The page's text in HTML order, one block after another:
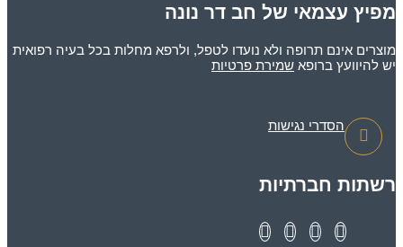
מפיץ עצמאי של חב דר נונה
מוצרים אינם תרופה ולא נועדו לטפל, ולרפא מחלות בכל בעיה רפואית
יש להיוועץ ברופא שמירת פרטיות
הסדרי נגישות
רשתות חברתיות